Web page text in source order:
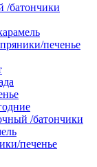
/батончики
печенье
/батончики
печенье